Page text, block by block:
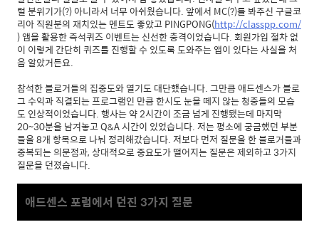
럴 분위기가(?) 아니라서 너무 아쉬웠습니다. 앞에서 MC(?)를 봐주신 구글코
리아 직원분의 재치있는 멘트도 좋았고 PINGPONG(http://classpp.com/
) 앱을 활용한 즉석퀴즈 이벤트는 신선한 충격이었습니다. 회원가입 절차 없
이 이렇게 간단히 퀴즈를 진행할 수 있도록 도와주는 앱이 있다는 사실을 처
음 알았거든요.
참석한 블로거들의 집중도와 열기도 대단했습니다. 그만큼 애드센스가 블로
그 수익과 직결되는 프로그램인 만큼 한시도 눈을 떼지 않는 청중들의 모습
도 인상적이었습니다. 행사는 약 2시간이 조금 넘게 진행됐는데 마지막
20~30분을 남겨놓고 Q&A 시간이 있었습니다. 저는 평소에 궁금했던 부분
들을 8개 항목으로 나눠 정리해갔습니다. 저보다 먼저 질문을 한 블로거들과
중복되는 의문점과, 상대적으로 중요도가 떨어지는 질문은 제외하고 3가지
질문을 던졌습니다.
애드센스 포럼에서 던진 3가지 질문